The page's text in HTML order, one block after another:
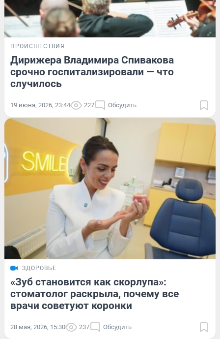
ПРОИСШЕСТВИЯ
Дирижера Владимира Спивакова
срочно госпитализировали — что
случилось
19 июня, 2026, 23:44 227 Обсудить
ЗДОРОВЬЕ
«Зуб становится как скорлупа»:
стоматолог раскрыла, почему все
врачи советуют коронки
28 мая, 2026, 15:30 237 Обсудить